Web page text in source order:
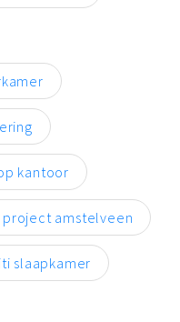
kantoor
project amstelveen
slaapkamer